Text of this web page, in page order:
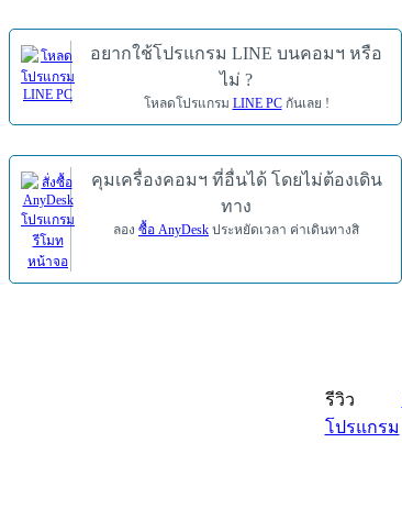
อยากใช้โปรแกรม LINE บนคอมฯ หรือ
ไม่ ?
โหลดโปรแกรม LINE PCกันเลย !
คุมเครื่องคอมฯ ที่อื่นได้ โดยไม่ต้องเดิน
ทาง
ลอง ซื้อ AnyDesk ประหยัดเวลา ค่าเดินทางสิ
รีวิว
โปรแกรม